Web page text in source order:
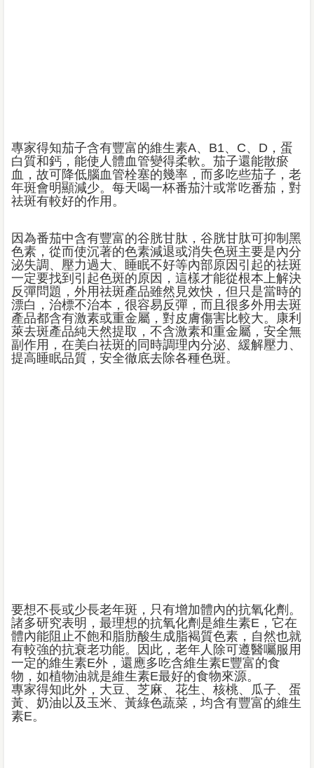
專家得知茄子含有豐富的維生素A、B1、C、D，蛋
白質和鈣，能使人體血管變得柔軟。茄子還能散瘀
血，故可降低腦血管栓塞的幾率，而多吃些茄子，老
年斑會明顯減少。每天喝一杯番茄汁或常吃番茄，對
祛斑有較好的作用。
因為番茄中含有豐富的谷胱甘肽，谷胱甘肽可抑制黑
色素，從而使沉著的色素減退或消失色斑主要是內分
泌失調、壓力過大、睡眠不好等內部原因引起的祛斑
一定要找到引起色斑的原因，這樣才能從根本上解決
反彈問題，外用祛斑產品雖然見效快，但只是當時的
漂白，治標不治本，很容易反彈，而且很多外用去斑
產品都含有激素或重金屬，對皮膚傷害比較大。康利
萊去斑產品純天然提取，不含激素和重金屬，安全無
副作用，在美白祛斑的同時調理內分泌、緩解壓力、
提高睡眠品質，安全徹底去除各種色斑。
要想不長或少長老年斑，只有增加體內的抗氧化劑。
諸多研究表明，最理想的抗氧化劑是維生素E，它在
體內能阻止不飽和脂肪酸生成脂褐質色素，自然也就
有較強的抗衰老功能。因此，老年人除可遵醫囑服用
一定的維生素E外，還應多吃含維生素E豐富的食
物，如植物油就是維生素E最好的食物來源。
專家得知此外，大豆、芝麻、花生、核桃、瓜子、蛋
黃、奶油以及玉米、黃綠色蔬菜，均含有豐富的維生
素E。